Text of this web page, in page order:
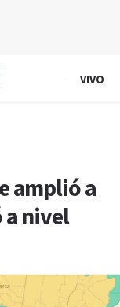
VIVO
amplió a
a nivel